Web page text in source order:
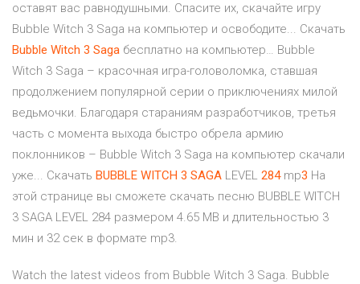
оставят вас равнодушными. Спасите их, скачайте игру
Bubble Witch 3 Saga на компьютер и освободите... Скачать
Bubble Witch 3 Saga бесплатно на компьютер… Bubble
Witch 3 Saga – красочная игра-головоломка, ставшая
продолжением популярной серии о приключениях милой
ведьмочки. Благодаря стараниям разработчиков, третья
часть с момента выхода быстро обрела армию
поклонников – Bubble Witch 3 Saga на компьютер скачали
уже... Скачать BUBBLE WITCH 3 SAGA LEVEL 284mp3 На
этой странице вы сможете скачать песню BUBBLE WITCH
3 SAGA LEVEL 284 размером 4.65 MB и длительностью 3
мин и 32 сек в формате mp3.
Watch the latest videos from Bubble Witch 3 Saga. Bubble